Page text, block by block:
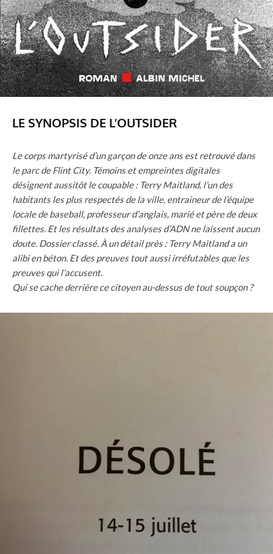
LE SYNOPSIS DE L’OUTSIDER
Le corps martyrisé d’un garçon de onze ans est retrouvé dans
le parc de Flint City. Témoins et empreintes digitales
désignent aussitôt le coupable : Terry Maitland, l’un des
habitants les plus respectés de la ville, entraineur de l’équipe
locale de baseball, professeur d’anglais, marié et père de deux
fillettes. Et les résultats des analyses d’ADN ne laissent aucun
doute. Dossier classé. À un détail près : Terry Maitland a un
alibi en béton. Et des preuves tout aussi irréfutables que les
preuves qui l’accusent.
Qui se cache derrière ce citoyen au-dessus de tout soupçon ?